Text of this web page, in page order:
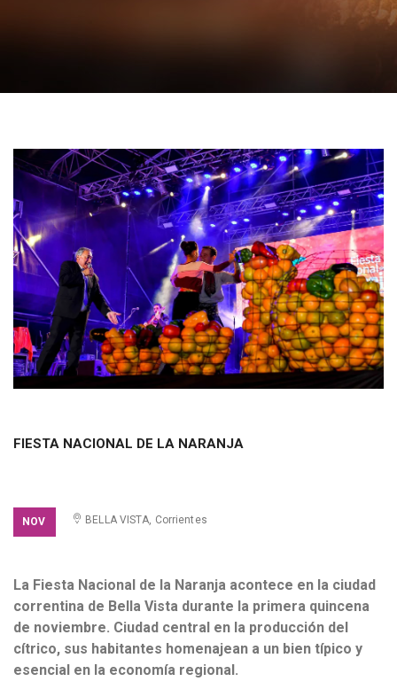
FIESTA NACIONAL DE LA NARANJA
NOV BELLA VISTA, Corrientes
La Fiesta Nacional de la Naranja acontece en la ciudad
correntina de Bella Vista durante la primera quincena
de noviembre. Ciudad central en la producción del
cítrico, sus habitantes homenajean a un bien típico y
esencial en la economía regional.